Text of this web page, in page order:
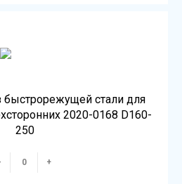
стали для
2020-0168 D160-
250
+